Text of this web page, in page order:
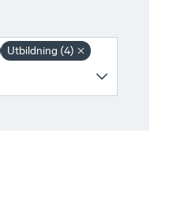
Utbildning (4)